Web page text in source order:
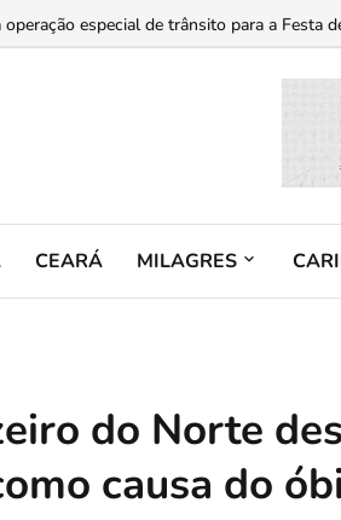
operação especial de trânsito para a Festa
divulga lista dos 200 primeiros inscritos da
CEARÁ MILAGRES
do Norte
causa do